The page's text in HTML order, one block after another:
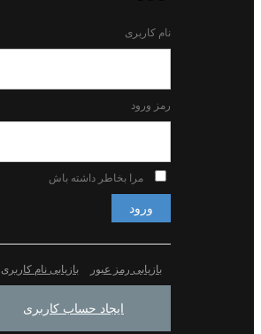
نام کاربری
رمز ورود
مرا بخاطر داشته باش
ورود
بازیابی رمز عبور بازیابی نام کاربری
ایجاد حساب کاربری